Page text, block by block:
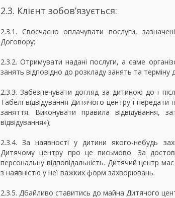
2.3. Клієнт зобов’язується:
2.3.1. Своєчасно оплачувати послуги,
Договору;
2.3.2. Отримувати надані послуги, а саме
занять відповідно до розкладу занять та терміну
2.3.3. Забезпечувати догляд за дитиною до і
Табелі відвідування Дитячого центру і передати
заняття. Виконувати правила відвідування,
відвідування»);
2.3.4. За наявності у дитини якого-небудь
Дитячому центру про це письмово. За
персональну відповідальність. Дитячий центр
з наявністю у неї важких форм захворювань.
2.3.5. Дбайливо ставитись до майна Дитячого